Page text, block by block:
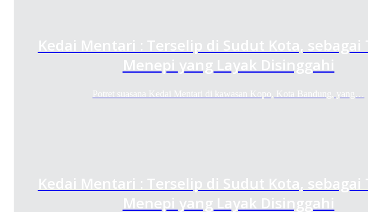
Kedai Mentari : Terselip di Sudut Kota, sebagai
Menepi yang Layak Disinggahi
Potret suasana Kedai Mentari di kawasan Kopo, Kota Bandung, yang…
Kedai Mentari : Terselip di Sudut Kota, sebagai
Menepi yang Layak Disinggahi